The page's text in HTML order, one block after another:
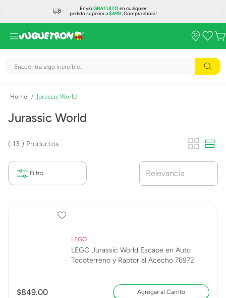
EnvíoGRATUITOen cualquier
pedido superior a$499¡Compra ahora!
Encuentra algo increíble...
Jurassic World
Jurassic World
13 Productos
Relevancia
LEGO
LEGO Jurassic World Escape en Auto
Todoterreno y Raptor al Acecho 76972
$849.00 Agregar al Carrito